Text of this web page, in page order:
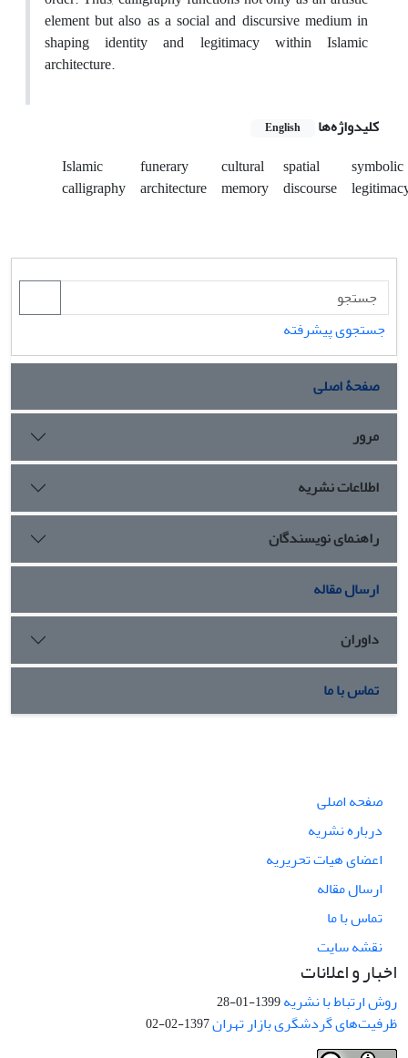
element but also as a social and discursive medium in
shaping identity and legitimacy within Islamic
architecture.
کلیدواژه‌ها English
Islamic
calligraphy
funerary
architecture
cultural
memory
spatial
discourse
symbolic
جستجوی پیشرفته
صفحۀ اصلی
مرور
اطلاعات نشریه
راهنمای نویسندگان
ارسال مقاله
داوران
تماس با ما
صفحه اصلی
درباره نشریه
اعضای هیات تحریریه
ارسال مقاله
تماس با ما
نقشه سایت
اخبار و اعلانات
روش ارتباط با نشریه1399-01-28
ظرفیت‌های گردشگری بازار تهران1397-02-02